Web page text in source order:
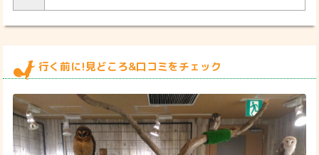
行く前に!見どころ&口コミをチェック